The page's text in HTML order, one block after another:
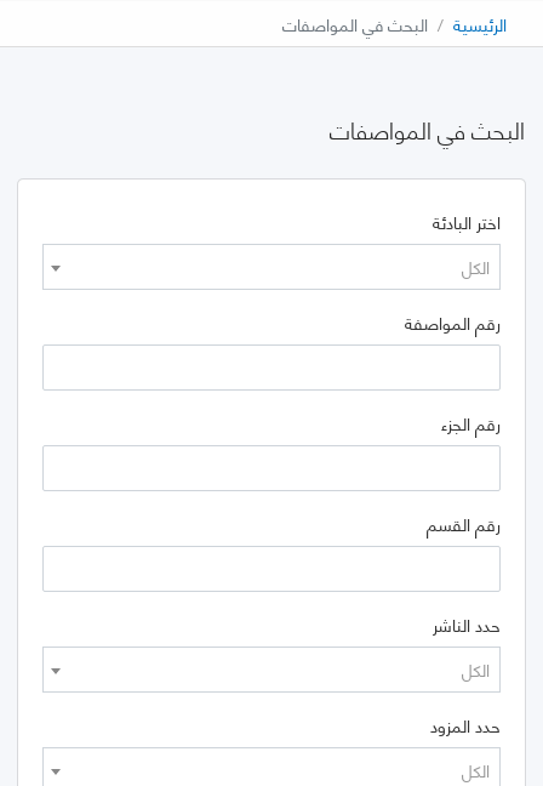
الرئيسية البحث في المواصفات
البحث في المواصفات
اختر البادئة
الكل
رقم المواصفة
رقم الجزء
رقم القسم
حدد الناشر
الكل
حدد المزود
الكل